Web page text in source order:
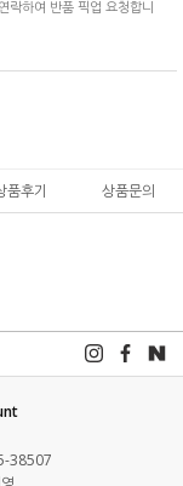
락하여 반품 픽업 요청합니
품후기 상품문의
38507